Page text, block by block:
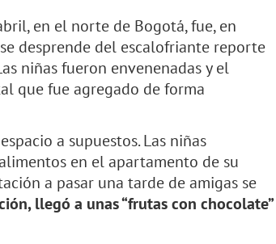
en el norte de Bogotá, fue, en
desprende del escalofriante reporte
niñas fueron envenenadas y el
que fue agregado de forma
a supuestos. Las niñas
en el apartamento de su
a pasar una tarde de amigas se
llegó a unas “frutas con chocolate”